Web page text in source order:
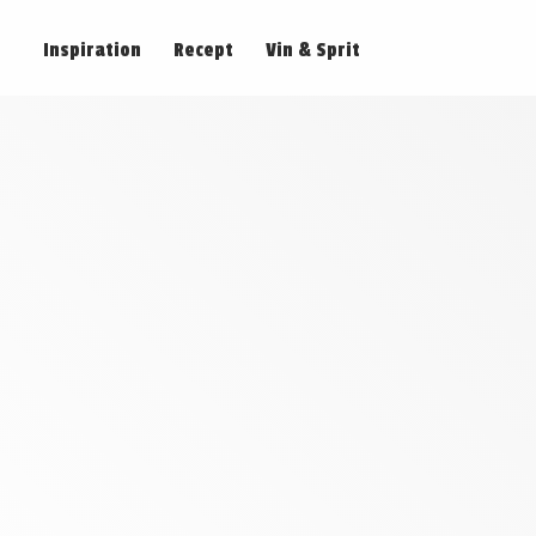
Inspiration Recept Vin & Sprit